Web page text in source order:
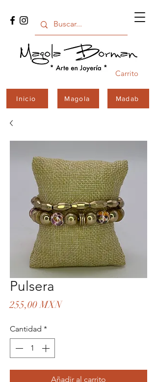
Carrito
Inicio Magola Madab
Pulsera
255,00 MXNPrecio
Cantidad *
Añadir al carrito